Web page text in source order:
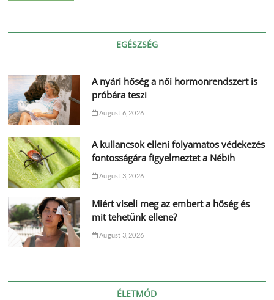
EGÉSZSÉG
A nyári hőség a női hormonrendszert is
próbára teszi
August 6, 2026
A kullancsok elleni folyamatos védekezés
fontosságára figyelmeztet a Nébih
August 3, 2026
Miért viseli meg az embert a hőség és
mit tehetünk ellene?
August 3, 2026
ÉLETMÓD